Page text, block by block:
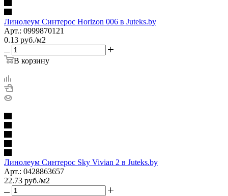
Линолеум Синтерос Horizon 006 в Juteks.by
Арт.: 0999870121
0.13 руб./м2
В корзину
Линолеум Синтерос Sky Vivian 2 в Juteks.by
Арт.: 0428863657
22.73 руб./м2